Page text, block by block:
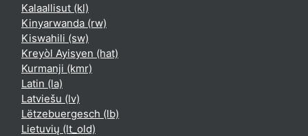
Kalaallisut ‎(kl)‎
Kinyarwanda ‎(rw)‎
Kiswahili ‎(sw)‎
Kreyòl Ayisyen ‎(hat)‎
Kurmanji ‎(kmr)‎
Latin ‎(la)‎
Latviešu ‎(lv)‎
Lëtzebuergesch ‎(lb)‎
Lietuvių ‎(lt_old)‎